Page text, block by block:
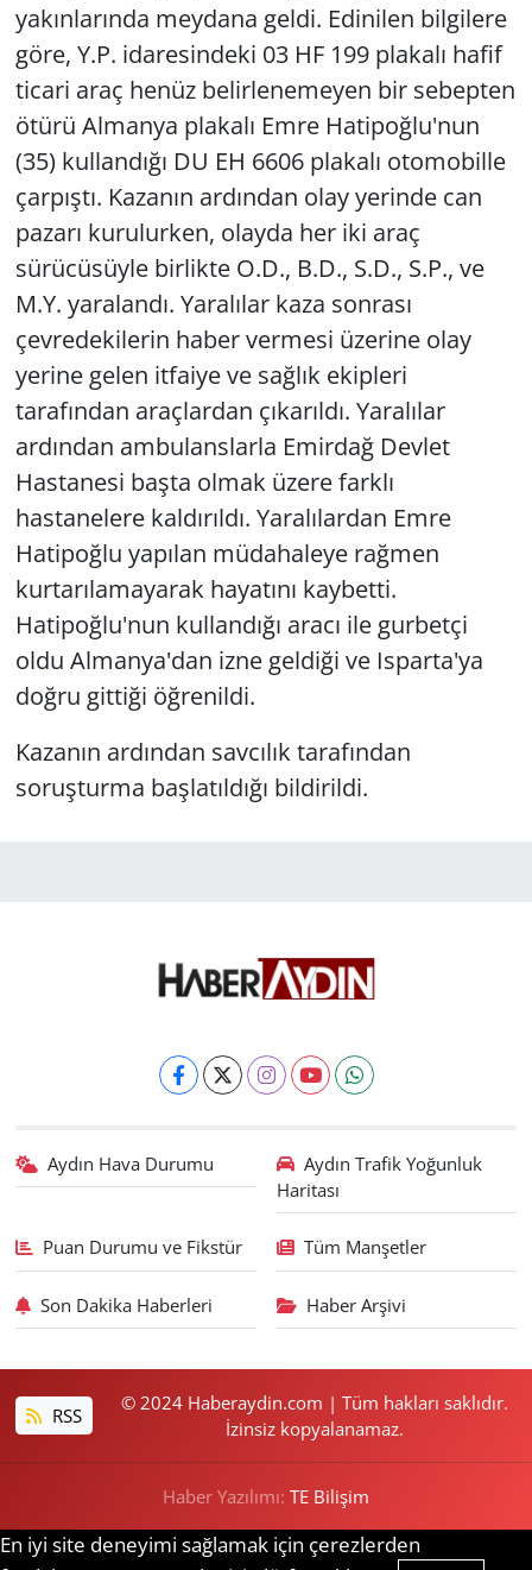
yakınlarında meydana geldi. Edinilen bilgilere
göre, Y.P. idaresindeki 03 HF 199 plakalı hafif
ticari araç henüz belirlenemeyen bir sebepten
ötürü Almanya plakalı Emre Hatipoğlu'nun
(35) kullandığı DU EH 6606 plakalı otomobille
çarpıştı. Kazanın ardından olay yerinde can
pazarı kurulurken, olayda her iki araç
sürücüsüyle birlikte O.D., B.D., S.D., S.P., ve
M.Y. yaralandı. Yaralılar kaza sonrası
çevredekilerin haber vermesi üzerine olay
yerine gelen itfaiye ve sağlık ekipleri
tarafından araçlardan çıkarıldı. Yaralılar
ardından ambulanslarla Emirdağ Devlet
Hastanesi başta olmak üzere farklı
hastanelere kaldırıldı. Yaralılardan Emre
Hatipoğlu yapılan müdahaleye rağmen
kurtarılamayarak hayatını kaybetti.
Hatipoğlu'nun kullandığı aracı ile gurbetçi
oldu Almanya'dan izne geldiği ve Isparta'ya
doğru gittiği öğrenildi.
Kazanın ardından savcılık tarafından
soruşturma başlatıldığı bildirildi.
Aydın Hava Durumu
Aydın Trafik Yoğunluk
Haritası
Puan Durumu ve Fikstür Tüm Manşetler
Son Dakika Haberleri Haber Arşivi
RSS
© 2024 Haberaydin.com | Tüm hakları saklıdır.
İzinsiz kopyalanamaz.
Haber Yazılımı: TE Bilişim
En iyi site deneyimi sağlamak için çerezlerden